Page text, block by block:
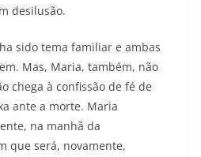
desilusão.
sido tema familiar e ambas
Mas, Maria, também, não
chega à confissão de fé de
ante a morte. Maria
na manhã da
que será, novamente,